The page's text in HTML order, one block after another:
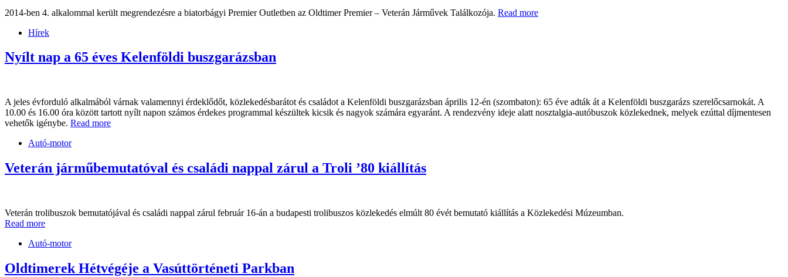
2014-ben 4. alkalommal került megrendezésre a biatorbágyi Premier Outletben az Oldtimer Premier – Veterán Járművek Találkozója. Read more
Hírek
Nyílt nap a 65 éves Kelenföldi buszgarázsban
A jeles évforduló alkalmából várnak valamennyi érdeklődőt, közlekedésbarátot és családot a Kelenföldi buszgarázsban április 12-én (szombaton): 65 éve adták át a Kelenföldi buszgarázs szerelőcsarnokát. A
10.00 és 16.00 óra között tartott nyílt napon számos érdekes programmal készültek kicsik és nagyok számára egyaránt. A rendezvény ideje alatt nosztalgia-autóbuszok közlekednek, melyek ezúttal díjmentesen
vehetők igénybe. Read more
Autó-motor
Veterán járműbemutatóval és családi nappal zárul a Troli ’80 kiállítás
Veterán trolibuszok bemutatójával és családi nappal zárul február 16-án a budapesti trolibuszos közlekedés elmúlt 80 évét bemutató kiállítás a Közlekedési Múzeumban.
Read more
Autó-motor
Oldtimerek Hétvégéje a Vasúttörténeti Parkban